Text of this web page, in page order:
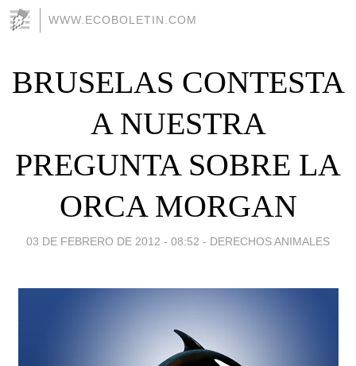
WWW.ECOBOLETIN.COM
BRUSELAS CONTESTA
A NUESTRA
PREGUNTA SOBRE LA
ORCA MORGAN
03 DE FEBRERO DE 2012 - 08:52 - DERECHOS ANIMALES